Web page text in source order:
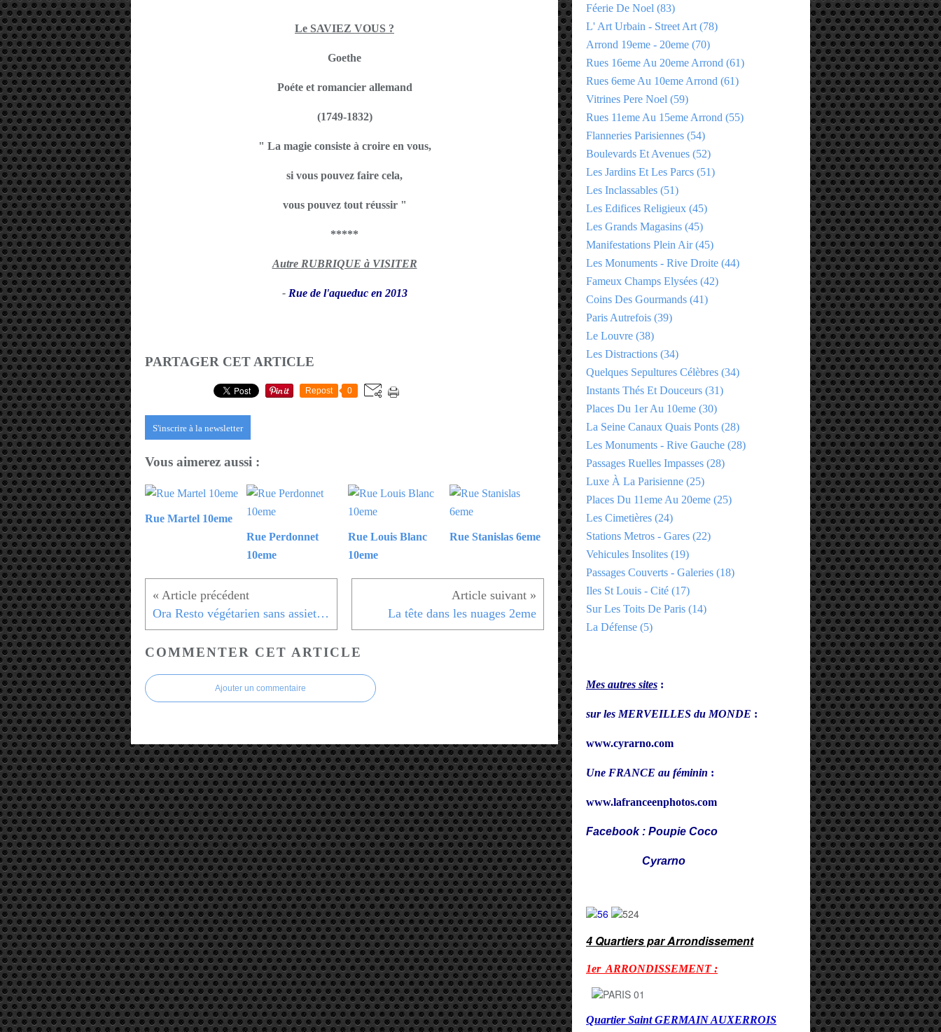
Le SAVIEZ VOUS ?
Goethe
Poéte et romancier allemand
(1749-1832)
" La magie consiste à croire en vous,
si vous pouvez faire cela,
vous pouvez tout réussir "
*****
Autre RUBRIQUE à VISITER
- Rue de l'aqueduc en 2013
PARTAGER CET ARTICLE
Repost 0
S'inscrire à la newsletter
Vous aimerez aussi :
Rue Martel 10eme
Rue Perdonnet
10eme
Rue Louis Blanc
10eme
Rue Stanislas 6eme
Ora Resto végétarien sans assiette 10eme La tête dans les nuages 2eme
COMMENTER CET ARTICLE
Ajouter un commentaire
Féerie De Noel (83)
L' Art Urbain - Street Art (78)
Arrond 19eme - 20eme (70)
Rues 16eme Au 20eme Arrond (61)
Rues 6eme Au 10eme Arrond (61)
Vitrines Pere Noel (59)
Rues 11eme Au 15eme Arrond (55)
Flanneries Parisiennes (54)
Boulevards Et Avenues (52)
Les Jardins Et Les Parcs (51)
Les Inclassables (51)
Les Edifices Religieux (45)
Les Grands Magasins (45)
Manifestations Plein Air(45)
Les Monuments - Rive Droite (44)
Fameux Champs Elysées (42)
Coins Des Gourmands (41)
Paris Autrefois (39)
Le Louvre (38)
Les Distractions (34)
Quelques Sepultures Célèbres (34)
Instants Thés Et Douceurs (31)
Places Du 1er Au 10eme (30)
La Seine Canaux Quais Ponts (28)
Les Monuments - Rive Gauche (28)
Passages Ruelles Impasses (28)
Luxe À La Parisienne (25)
Places Du 11eme Au 20eme (25)
Les Cimetières (24)
Stations Metros - Gares (22)
Vehicules Insolites (19)
Passages Couverts - Galeries (18)
Iles St Louis - Cité (17)
Sur Les Toits De Paris (14)
La Défense (5)
Mes autres sites :
sur les MERVEILLES du MONDE :
www.cyrarno.com
Une FRANCE au féminin :
www.lafranceenphotos.com
Facebook : Poupie Coco
Cyrarno
4 Quartiers par Arrondissement
1er ARRONDISSEMENT :
Quartier Saint GERMAIN AUXERROIS